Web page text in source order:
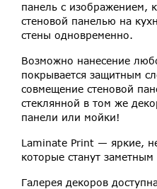
панель с изображением,
стеновой панелью на
стены одновременно.
Возможно нанесение
покрывается защитным
совмещение стеновой
стеклянной в том же
панели или мойки!
Laminate Print — яркие,
которые станут
Галерея декоров